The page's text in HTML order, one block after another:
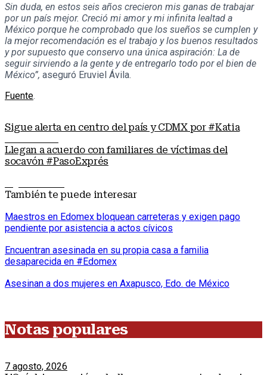
Sin duda, en estos seis años crecieron mis ganas de trabajar
por un país mejor. Creció mi amor y mi infinita lealtad a
México porque he comprobado que los sueños se cumplen y
la mejor recomendación es el trabajo y los buenos resultados
y por supuesto que conservo una única aspiración: La de
seguir sirviendo a la gente y de entregarlo todo por el bien de
México”, aseguró Eruviel Ávila.
Fuente.
Sigue alerta en centro del país y CDMX por #Katia
Llegan a acuerdo con familiares de víctimas del
socavón #PasoExprés
También te puede interesar
Maestros en Edomex bloquean carreteras y exigen pago
pendiente por asistencia a actos cívicos
Encuentran asesinada en su propia casa a familia
desaparecida en #Edomex
Asesinan a dos mujeres en Axapusco, Edo. de México
Notas populares
7 agosto, 2026